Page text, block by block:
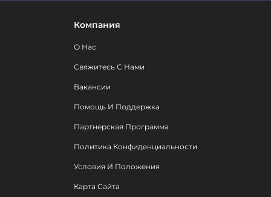
Компания
О Нас
Свяжитесь С Нами
Вакансии
Помощь И Поддержка
Партнерская Программа
Политика Конфиденциальности
Условия И Положения
Карта Сайта